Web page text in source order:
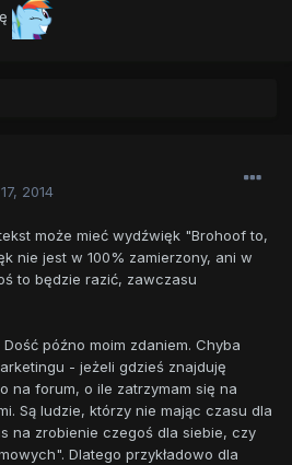
2014
może mieć wydźwięk "Brohoof to,
nie jest w 100% zamierzony, ani w
to będzie razić, zawczasu
późno moim zdaniem. Chyba
- jeżeli gdzieś znajduję
na forum, o ile zatrzymam się na
Są ludzie, którzy nie mając czasu dla
na zrobienie czegoś dla siebie, czy
Dlatego przykładowo dla